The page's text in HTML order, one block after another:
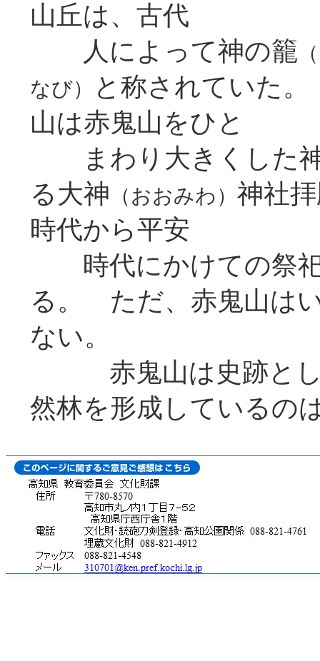
山丘は、古代
人によって神の籠
なび）
と称されていた
山は赤鬼山をひと
まわり大きくした神
る大神 （おおみわ） 神社
時代から平安
時代にかけての祭
る。 ただ、赤鬼山は
ない。
赤鬼山は史跡とし
然林を形成しているの